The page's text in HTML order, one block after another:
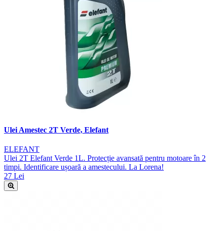
Ulei Amestec 2T Verde, Elefant
ELEFANT
Ulei 2T Elefant Verde 1L. Protecție avansată pentru motoare în 2
timpi. Identificare ușoară a amestecului. La Lorena!
27 Lei